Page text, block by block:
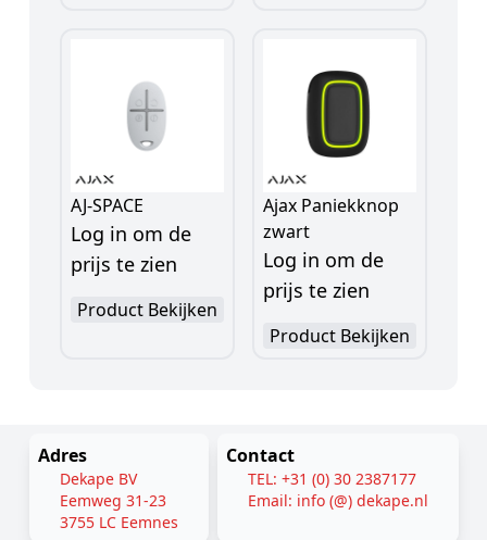
AJ-SPACE
Log in om de
prijs te zien
Product Bekijken
Ajax Paniekknop
zwart
Log in om de
prijs te zien
Product Bekijken
Adres
Dekape BV
Eemweg 31-23
3755 LC Eemnes
Contact
TEL: +31 (0) 30 2387177
Email: info (@) dekape.nl